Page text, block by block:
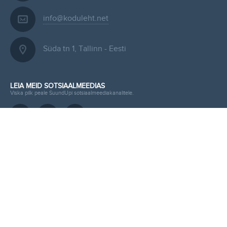
info@koduleht.net
Süda tn 1, Tallinn - Eesti
LEIA MEID SOTSIAALMEEDIAS
Viska pilk peale SuundUpi sotsiaalmeediakanalitele.